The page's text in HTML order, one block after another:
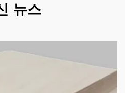
뉴스